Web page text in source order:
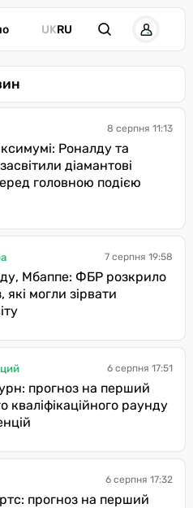
UKRU
8 серпня 11:13
Роналду та
діамантові
головною подією
7 серпня 19:58
Мбаппе: ФБР розкрило
які могли зірвати
6 серпня 17:51
прогноз на перший
кваліфікаційного раунду
6 серпня 17:32
прогноз на перший